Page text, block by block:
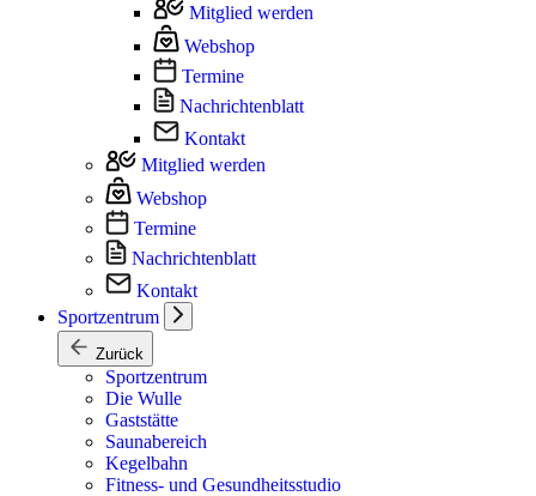
Mitglied werden
Webshop
Termine
Nachrichtenblatt
Kontakt
Mitglied werden
Webshop
Termine
Nachrichtenblatt
Kontakt
Sportzentrum
Zurück
Sportzentrum
Die Wulle
Gaststätte
Saunabereich
Kegelbahn
Fitness- und Gesundheitsstudio